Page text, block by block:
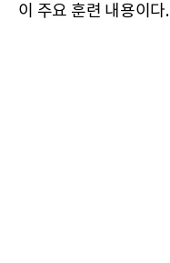
이 주요 훈련 내용이다.